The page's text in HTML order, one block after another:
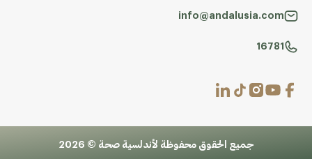
info@andalusia.com
16781
جميع الحقوق محفوظة لأندلسية صحة © 2026